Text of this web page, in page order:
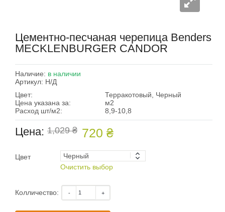
Цементно-песчаная черепица Benders
MECKLENBURGER CANDOR
Наличие: в наличии
Артикул: Н/Д
Цвет:
Терракотовый, Черный
Цена указана за:
м2
Расход шт/м2:
8,9-10,8
Цена: 1,029 ₴ 720 ₴
Цвет
Очистить выбор
Колличество: